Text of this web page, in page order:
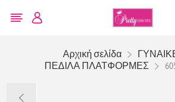
Αρχική σελίδα
ΠΕΔΙΛΑ ΠΛΑΤΦΟΡΜΕΣ